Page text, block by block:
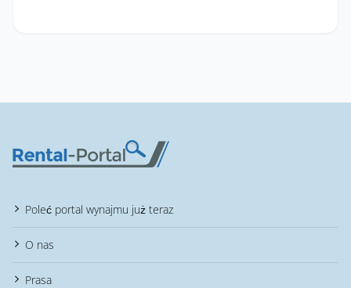
Poleć portal wynajmu już teraz
O nas
Prasa